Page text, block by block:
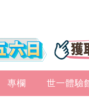
專欄 世一體驗